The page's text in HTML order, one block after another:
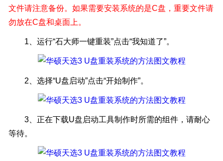
文件请注意备份。如果需要安装系统的是C盘，重要文件请
勿放在C盘和桌面上。
1、运行“石大师一键重装”点击“我知道了”。
2、选择“U盘启动”点击“开始制作”。
3、正在下载U盘启动工具制作时所需的组件，请耐心
等待。